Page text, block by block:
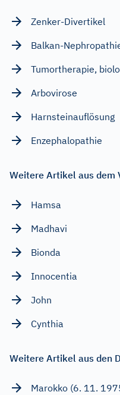
Zenker-Divertikel
Balkan-
Tumortherapie,
Arbovirose
Harnsteinauflösung
Enzephalopathie
Weitere Artikel aus dem
Hamsa
Madhavi
Bionda
Innocentia
John
Cynthia
Weitere Artikel aus den
Marokko (6. 11.